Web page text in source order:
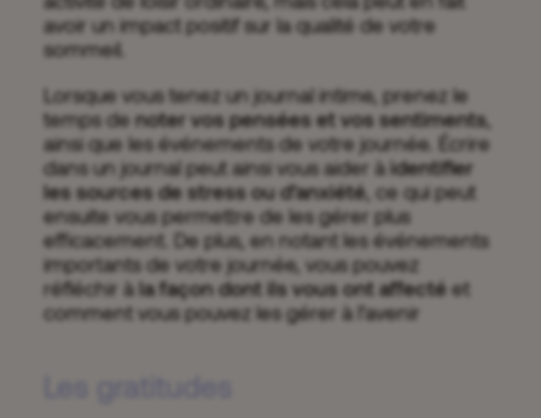
avoir un impact positif sur la qualité de votre
sommeil.
Lorsque vous tenez un journal intime, prenez le
temps denoter vos pensées et vos sentiments,
ainsi que les événements de votre journée. Écrire
dans un journal peut ainsi vous aider àidentifier
les sources de stress ou d’anxiété, ce qui peut
ensuite vous permettre de les gérer plus
efficacement. De plus, en notant les événements
importants de votre journée, vous pouvez
réfléchir àla façon dont ils vous ont affecté et
comment vous pouvez les gérer à l’avenir